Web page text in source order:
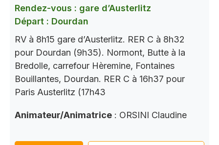
Rendez-vous : gare d’Austerlitz
Départ : Dourdan
RV à 8h15 gare d’Austerlitz. RER C à 8h32
pour Dourdan (9h35). Normont, Butte à la
Bredolle, carrefour Hèremine, Fontaines
Bouillantes, Dourdan. RER C à 16h37 pour
Paris Austerlitz (17h43
Animateur/Animatrice : ORSINI Claudine